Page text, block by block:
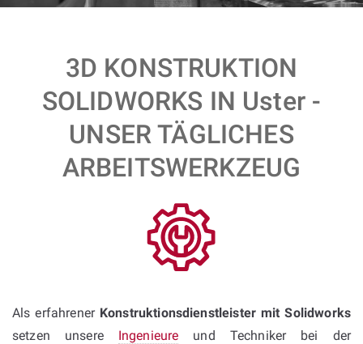
3D KONSTRUKTION
SOLIDWORKS IN Uster -
UNSER TÄGLICHES
ARBEITSWERKZEUG
Als erfahrener Konstruktionsdienstleister mit Solidworks
setzen unsere Ingenieure und Techniker bei der